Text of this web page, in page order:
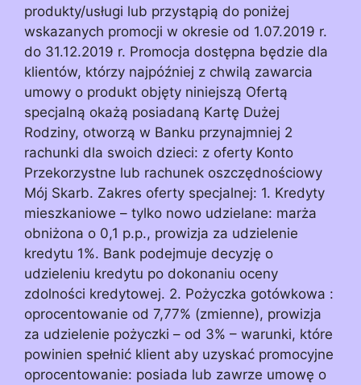
produkty/usługi lub przystąpią do poniżej
wskazanych promocji w okresie od 1.07.2019 r.
do 31.12.2019 r. Promocja dostępna będzie dla
klientów, którzy najpóźniej z chwilą zawarcia
umowy o produkt objęty niniejszą Ofertą
specjalną okażą posiadaną Kartę Dużej
Rodziny, otworzą w Banku przynajmniej 2
rachunki dla swoich dzieci: z oferty Konto
Przekorzystne lub rachunek oszczędnościowy
Mój Skarb. Zakres oferty specjalnej: 1. Kredyty
mieszkaniowe – tylko nowo udzielane: marża
obniżona o 0,1 p.p., prowizja za udzielenie
kredytu 1%. Bank podejmuje decyzję o
udzieleniu kredytu po dokonaniu oceny
zdolności kredytowej. 2. Pożyczka gotówkowa :
oprocentowanie od 7,77% (zmienne), prowizja
za udzielenie pożyczki – od 3% – warunki, które
powinien spełnić klient aby uzyskać promocyjne
oprocentowanie: posiada lub zawrze umowę o